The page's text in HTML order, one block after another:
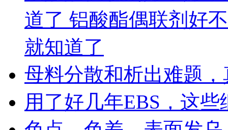
道了 铝酸酯偶联剂好
就知道了
母料分散和析出难题
用了好几年EBS，这